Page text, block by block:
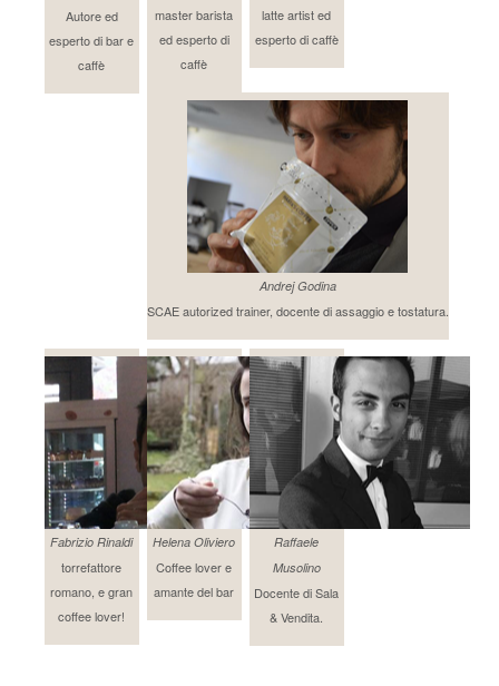
Autore ed
esperto di bar e
caffè
master barista
ed esperto di
caffè
latte artist ed
esperto di caffè
Andrej Godina
SCAE autorized trainer, docente di assaggio e tostatura.
Fabrizio Rinaldi
torrefattore
romano, e gran
coffee lover!
Helena Oliviero
Coffee lover e
amante del bar
Raffaele
Musolino
Docente di Sala
& Vendita.